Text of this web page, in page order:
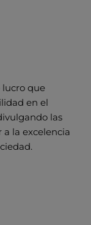
lucro que
en el
las
la excelencia